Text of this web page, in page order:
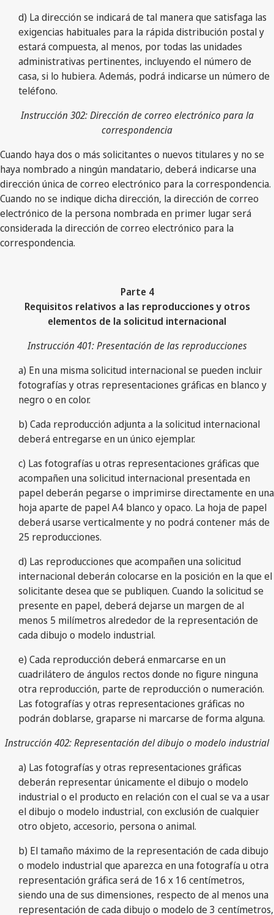
d) La dirección se indicará de tal manera que satisfaga las
exigencias habituales para la rápida distribución postal y
estará compuesta, al menos, por todas las unidades
administrativas pertinentes, incluyendo el número de
casa, si lo hubiera. Además, podrá indicarse un número de
teléfono.
Instrucción 302: Dirección de correo electrónico para la
correspondencia
Cuando haya dos o más solicitantes o nuevos titulares y no se
haya nombrado a ningún mandatario, deberá indicarse una
dirección única de correo electrónico para la correspondencia.
Cuando no se indique dicha dirección, la dirección de correo
electrónico de la persona nombrada en primer lugar será
considerada la dirección de correo electrónico para la
correspondencia.
Parte 4
Requisitos relativos a las reproducciones y otros
elementos de la solicitud internacional
Instrucción 401: Presentación de las reproducciones
a) En una misma solicitud internacional se pueden incluir
fotografías y otras representaciones gráficas en blanco y
negro o en color.
b) Cada reproducción adjunta a la solicitud internacional
deberá entregarse en un único ejemplar.
c) Las fotografías u otras representaciones gráficas que
acompañen una solicitud internacional presentada en
papel deberán pegarse o imprimirse directamente en una
hoja aparte de papel A4 blanco y opaco. La hoja de papel
deberá usarse verticalmente y no podrá contener más de
25 reproducciones.
d) Las reproducciones que acompañen una solicitud
internacional deberán colocarse en la posición en la que el
solicitante desea que se publiquen. Cuando la solicitud se
presente en papel, deberá dejarse un margen de al
menos 5 milímetros alrededor de la representación de
cada dibujo o modelo industrial.
e) Cada reproducción deberá enmarcarse en un
cuadrilátero de ángulos rectos donde no figure ninguna
otra reproducción, parte de reproducción o numeración.
Las fotografías y otras representaciones gráficas no
podrán doblarse, graparse ni marcarse de forma alguna.
Instrucción 402: Representación del dibujo o modelo industrial
a) Las fotografías y otras representaciones gráficas
deberán representar únicamente el dibujo o modelo
industrial o el producto en relación con el cual se va a usar
el dibujo o modelo industrial, con exclusión de cualquier
otro objeto, accesorio, persona o animal.
b) El tamaño máximo de la representación de cada dibujo
o modelo industrial que aparezca en una fotografía u otra
representación gráfica será de 16 x 16 centímetros,
siendo una de sus dimensiones, respecto de al menos una
representación de cada dibujo o modelo de 3 centímetros,